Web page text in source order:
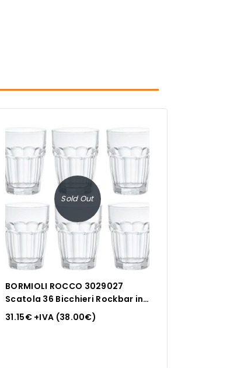
Sold Out
BORMIOLI ROCCO 3029027
Scatola 36 Bicchieri Rockbar in
Vetro, Cl 27, Glass
31.15€+IVA (38.00€)